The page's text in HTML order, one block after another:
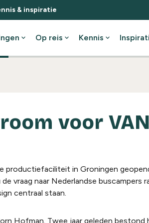
& inspiratie
expand_more Op reis expand_more Kennis expand_more
voor
in Groningen
vraag naar Nederlandse buscampers
centraal staan.
Hofman. Twee jaar geleden bestond